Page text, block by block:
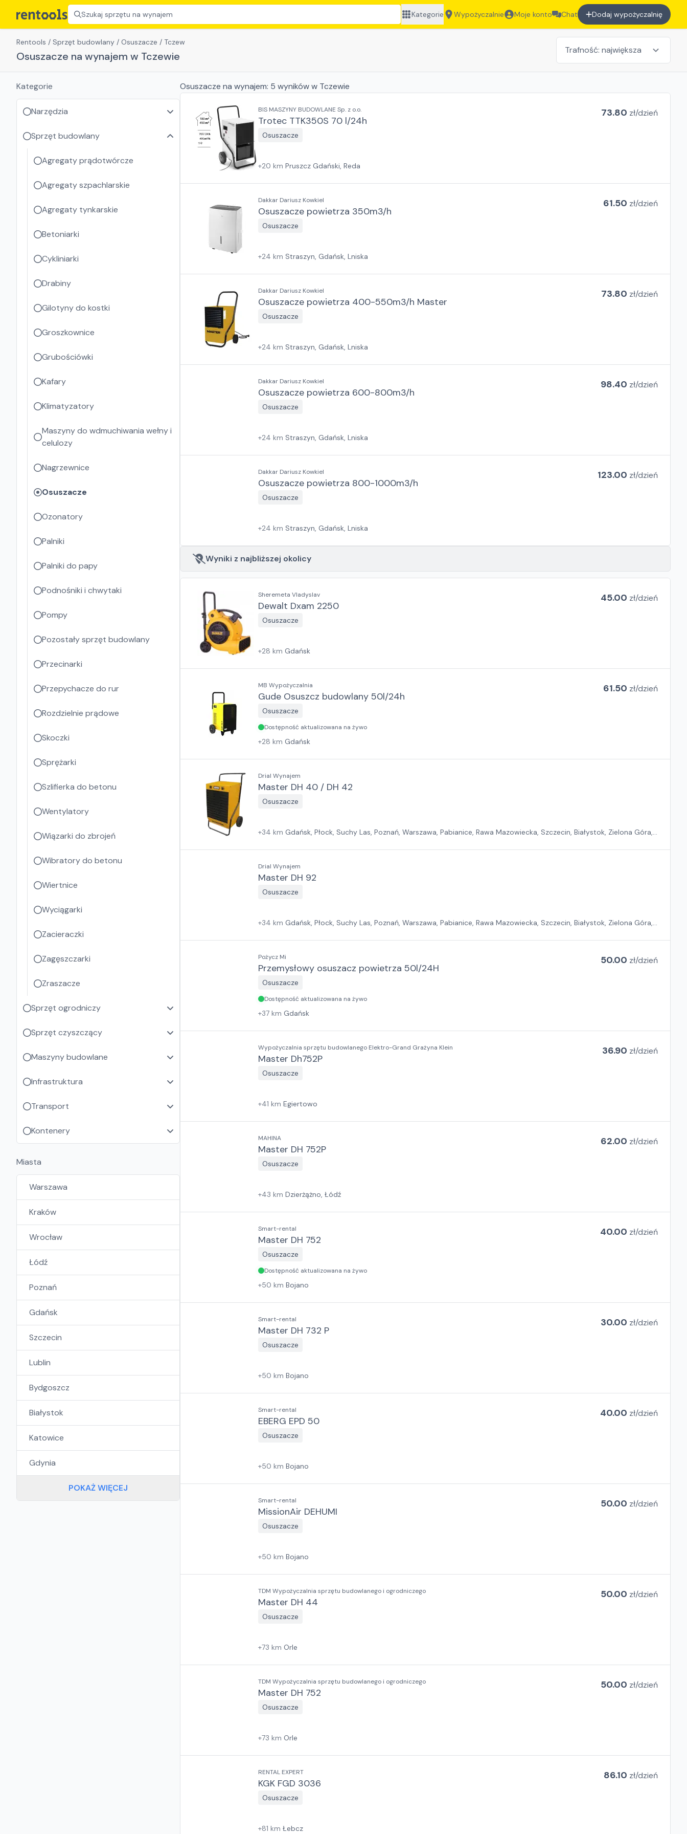
Szukaj sprzętu na wynajem Kategorie Wypożyczalnie Moje konto Chat Dodaj wypożyczalnię
Rentools / Sprzęt budowlany / Osuszacze / Tczew
Osuszacze na wynajem w Tczewie
Osuszacze na wynajem: 5 wynikóww Tczewie
BIS MASZYNY BUDOWLANE Sp. z o.o.
Trotec TTK350S 70 l/24h
Osuszacze
73.80 zł/dzień
+20 km Pruszcz Gdański, Reda
Dakkar Dariusz Kowkiel
Osuszacze powietrza 350m3/h
Osuszacze
61.50 zł/dzień
+24 km Straszyn, Gdańsk, Lniska
Dakkar Dariusz Kowkiel
Osuszacze powietrza 400-550m3/h Master
Osuszacze
73.80 zł/dzień
+24 km Straszyn, Gdańsk, Lniska
Dakkar Dariusz Kowkiel
Osuszacze powietrza 600-800m3/h
Osuszacze
98.40 zł/dzień
+24 km Straszyn, Gdańsk, Lniska
Dakkar Dariusz Kowkiel
Osuszacze powietrza 800-1000m3/h
Osuszacze
123.00 zł/dzień
+24 km Straszyn, Gdańsk, Lniska
Wyniki z najbliższej okolicy
Sheremeta Vladyslav
Dewalt Dxam 2250
Osuszacze
45.00 zł/dzień
+28 km Gdańsk
MB Wypożyczalnia
Gude Osuszcz budowlany 50l/24h
Osuszacze
61.50 zł/dzień
Dostępność aktualizowana na żywo
+28 km Gdańsk
Drial Wynajem
Master DH 40 / DH 42
Osuszacze
+34 km Gdańsk, Płock, Suchy Las, Poznań, Warszawa, Pabianice, Rawa Mazowiecka, Szczecin, Białystok, Zielona Góra,
Drial Wynajem
Master DH 92
Osuszacze
+34 km Gdańsk, Płock, Suchy Las, Poznań, Warszawa, Pabianice, Rawa Mazowiecka, Szczecin, Białystok, Zielona Góra,
Pożycz Mi
Przemysłowy osuszacz powietrza 50l/24H
Osuszacze
50.00 zł/dzień
Dostępność aktualizowana na żywo
+37 km Gdańsk
Wypożyczalnia sprzętu budowlanego Elektro-Grand Grażyna Klein
Master Dh752P
Osuszacze
36.90 zł/dzień
+41 km Egiertowo
MAHINA
Master DH 752P
Osuszacze
62.00 zł/dzień
+43 km Dzierżążno, Łódź
Smart-rental
Master DH 752
Osuszacze
40.00 zł/dzień
Dostępność aktualizowana na żywo
+50 km Bojano
Smart-rental
Master DH 732 P
Osuszacze
30.00 zł/dzień
+50 km Bojano
Smart-rental
EBERG EPD 50
Osuszacze
40.00 zł/dzień
+50 km Bojano
Smart-rental
MissionAir DEHUMI
Osuszacze
50.00 zł/dzień
+50 km Bojano
TDM Wypożyczalnia sprzętu budowlanego i ogrodniczego
Master DH 44
Osuszacze
50.00 zł/dzień
+73 km Orle
TDM Wypożyczalnia sprzętu budowlanego i ogrodniczego
Master DH 752
Osuszacze
50.00 zł/dzień
+73 km Orle
RENTAL EXPERT
KGK FGD 3036
Osuszacze
86.10 zł/dzień
+81 km Łebcz
Kategorie
Narzędzia
Sprzęt budowlany
Agregaty prądotwórcze
Agregaty szpachlarskie
Agregaty tynkarskie
Betoniarki
Cykliniarki
Drabiny
Gilotyny do kostki
Groszkownice
Grubościówki
Kafary
Klimatyzatory
Maszyny do wdmuchiwania wełny i
celulozy
Nagrzewnice
Osuszacze
Ozonatory
Palniki
Palniki do papy
Podnośniki i chwytaki
Pompy
Pozostały sprzęt budowlany
Przecinarki
Przepychacze do rur
Rozdzielnie prądowe
Skoczki
Sprężarki
Szlifierka do betonu
Wentylatory
Wiązarki do zbrojeń
Wibratory do betonu
Wiertnice
Wyciągarki
Zacieraczki
Zagęszczarki
Zraszacze
Sprzęt ogrodniczy
Sprzęt czyszczący
Maszyny budowlane
Infrastruktura
Transport
Kontenery
Miasta
Warszawa
Kraków
Wrocław
Łódź
Poznań
Gdańsk
Szczecin
Lublin
Bydgoszcz
Białystok
Katowice
Gdynia
POKAŻ WIĘCEJ